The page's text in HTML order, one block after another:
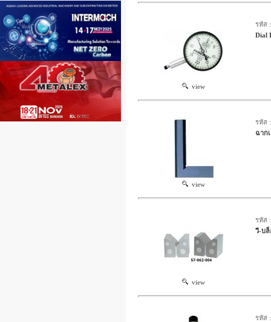
view
รหัส
Dial
view
รหัส
ฉาก
view
รหัส
วี-บล็
รหัส